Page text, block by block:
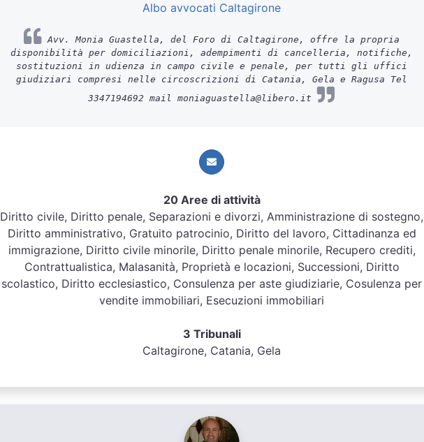
Albo avvocati Caltagirone
Avv. Monia Guastella, del Foro di Caltagirone, offre la propria
disponibilità per domiciliazioni, adempimenti di cancelleria, notifiche,
sostituzioni in udienza in campo civile e penale, per tutti gli uffici
giudiziari compresi nelle circoscrizioni di Catania, Gela e Ragusa Tel
3347194692 mail moniaguastella@libero.it
20 Aree di attività
Diritto civile, Diritto penale, Separazioni e divorzi, Amministrazione di sostegno,
Diritto amministrativo, Gratuito patrocinio, Diritto del lavoro, Cittadinanza ed
immigrazione, Diritto civile minorile, Diritto penale minorile, Recupero crediti,
Contrattualistica, Malasanità, Proprietà e locazioni, Successioni, Diritto
scolastico, Diritto ecclesiastico, Consulenza per aste giudiziarie, Cosulenza per
vendite immobiliari, Esecuzioni immobiliari
3 Tribunali
Caltagirone, Catania, Gela